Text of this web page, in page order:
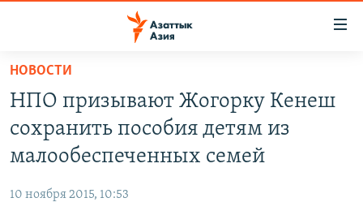
Вернуться
основному
содержанию
Вернутся
главной
навигации
КАЗАХСТАН
КЫРГЫЗСТАН
ТАДЖИКИСТАН
НОВОСТИ
ВОЙНА В УКРАИНЕ
ҚАЗАҚША
НОВОСТИ
НПО призывают Жогорку Кенеш
сохранить пособия детям из
малообеспеченных семей
10 ноября 2015, 10:53